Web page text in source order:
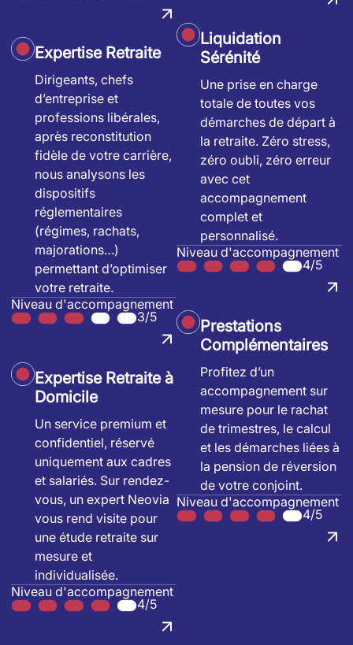
Expertise Retraite
Dirigeants, chefs
d’entreprise et
professions libérales,
après reconstitution
fidèle de votre carrière,
nous analysons les
dispositifs
réglementaires
(régimes, rachats,
majorations…)
permettant d’optimiser
votre retraite.
Niveau d'accompagnement
3/5
Expertise Retraite à
Domicile
Un service premium et
confidentiel, réservé
uniquement aux cadres
et salariés. Sur rendez-
vous, un expert Neovia
vous rend visite pour
une étude retraite sur
mesure et
individualisée.
Niveau d'accompagnement
4/5
Liquidation
Sérénité
Une prise en charge
totale de toutes vos
démarches de départ à
la retraite. Zéro stress,
zéro oubli, zéro erreur
avec cet
accompagnement
complet et
personnalisé.
Niveau d'accompagnement
4/5
Prestations
Complémentaires
Profitez d’un
accompagnement sur
mesure pour le rachat
de trimestres, le calcul
et les démarches liées à
la pension de réversion
de votre conjoint.
Niveau d'accompagnement
4/5